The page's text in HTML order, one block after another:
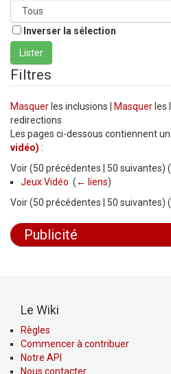
Inverser la sélection
Filtres
Masquer les inclusions | Masquer les
redirections
Les pages ci-dessous contiennent
vidéo) :
Voir (50 précédentes | 50 suivantes) (
Jeux Vidéo ( ← liens)
Voir (50 précédentes | 50 suivantes) (
Publicité
Le Wiki
Règles
Commencer à contribuer
Notre API
Nous contacter